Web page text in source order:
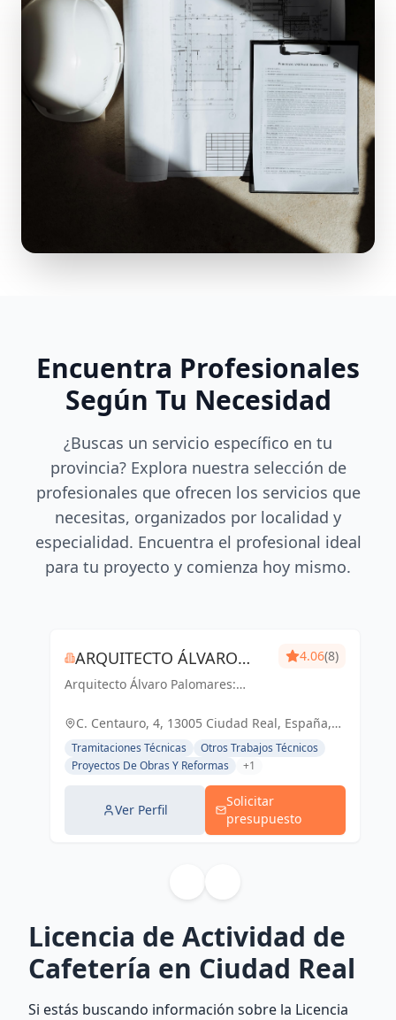
Encuentra Profesionales
Según Tu Necesidad
¿Buscas un servicio específico en tu
provincia? Explora nuestra selección de
profesionales que ofrecen los servicios que
necesitas, organizados por localidad y
especialidad. Encuentra el profesional ideal
para tu proyecto y comienza hoy mismo.
ARQUITECTO ÁLVARO
PALOMARES
Arquitecto Álvaro Palomares:
Construyendo Tu Hogar.
4.06(8)
C. Centauro, 4, 13005 Ciudad Real, España,
España
Tramitaciones Técnicas
Otros Trabajos Técnicos
Proyectos De Obras Y Reformas
+1
Ver Perfil
Solicitar
presupuesto
Licencia de Actividad de
Cafetería en Ciudad Real
Si estás buscando información sobre la Licencia